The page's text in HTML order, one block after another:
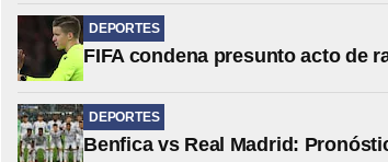
DEPORTES
FIFA condena presunto acto de
DEPORTES
Benfica vs Real Madrid: